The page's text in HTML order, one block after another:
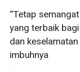
“Tetap
yang terbaik
dan
imbuhnya